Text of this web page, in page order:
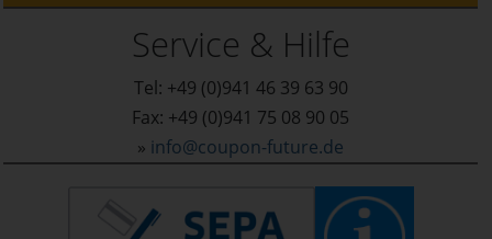
Service & Hilfe
Tel: +49 (0)941 46 39 63 90
Fax: +49 (0)941 75 08 90 05
» info@coupon-future.de